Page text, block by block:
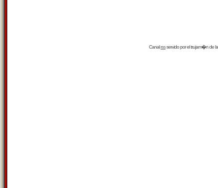
Canalrssservido por eltrujam�nde